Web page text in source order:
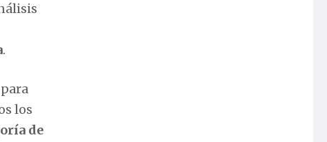
.
los
de